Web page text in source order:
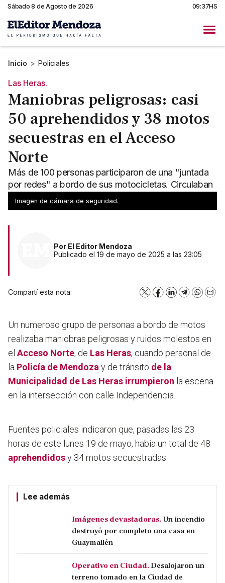
Sábado 8 de Agosto de 2026 09:37HS
Inicio > Policiales
Las Heras.
Maniobras peligrosas: casi
50 aprehendidos y 38 motos
secuestras en el Acceso
Norte
Más de 100 personas participaron de una "juntada
por redes" a bordo de sus motocicletas. Circulaban
en masa por Acceso Norte. Casi 50 aprehendidos.
Imagen de cámara de seguridad.
Por El Editor Mendoza
Publicado el 19 de mayo de 2025 a las 23:05
Compartí esta nota: X Facebook
LinkedInTelegram
Un numeroso grupo de personas a bordo de motos
realizaba maniobras peligrosas y ruidos molestos en
el Acceso Norte, de Las Heras, cuando personal de
la Policía de Mendoza y de tránsito de la
Municipalidad de Las Heras irrumpieron la escena
en la intersección con calle Independencia.
Fuentes policiales indicaron que, pasadas las 23
horas de este lunes 19 de mayo, había un total de 48
aprehendidosy 34 motos secuestradas.
Lee además
Imágenes devastadoras. Un incendio
destruyó por completo una casa en
Guaymallén
Operativo en Ciudad. Desalojaron un
terreno tomado en la Ciudad de